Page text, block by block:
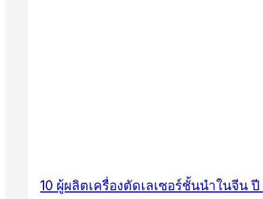
10 ผู้ผลิตเครื่องตัดเลเซอร์ชั้นนำในจีน